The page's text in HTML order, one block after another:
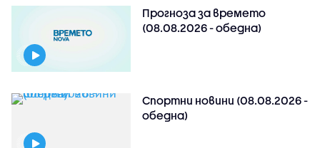
Прогноза за времето
(08.08.2026 - обедна)
Спортни новини (08.08.2026 -
обедна)